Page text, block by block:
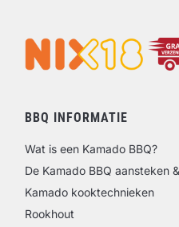
BBQ INFORMATIE
Wat is een Kamado BBQ?
De Kamado BBQ aansteken
Kamado kooktechnieken
Rookhout